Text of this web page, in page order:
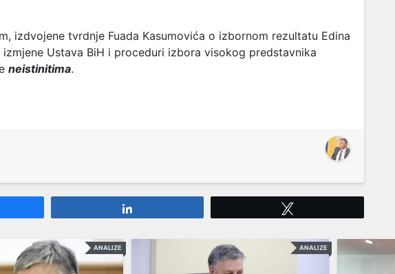
izdvojene tvrdnje Fuada Kasumovića o izbornom rezultatu Edina
izmjene Ustava BiH i proceduri izbora visokog predstavnika
neistinitima.
ANALIZE ANALIZE